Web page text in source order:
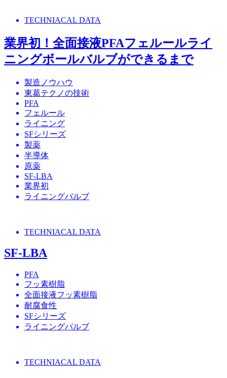
TECHNIACAL DATA
業界初！全面接液PFAフェルールライ
ニングボールバルブができるまで
製造ノウハウ
東葛テクノの技術
PFA
フェルール
ライニング
SFシリーズ
製薬
半導体
原薬
SF-LBA
業界初
ライニングバルブ
TECHNIACAL DATA
SF-LBA
PFA
フッ素樹脂
全面接液フッ素樹脂
耐腐食性
SFシリーズ
ライニングバルブ
TECHNIACAL DATA